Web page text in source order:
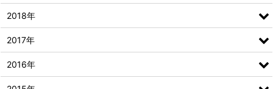
2018年
2017年
2016年